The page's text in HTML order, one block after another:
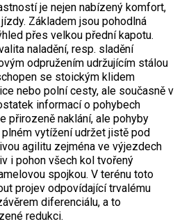
je nejen ­nabízený komfort,
Základem jsou pohodlná
přes velkou přední kapotu.
naladění, resp. sladění
odpružením udržujícím stálou
se stoickým klidem
nebo polní cesty, ale současně v
informací o pohybech
přirozeně naklání, ale pohyby
vytížení udržet jistě pod
agilitu zejména ve výjezdech
i pohon všech kol tvořený
spojkou. V terénu toto
projev odpovídající trvalému
diferenciálu, a to
redukci.